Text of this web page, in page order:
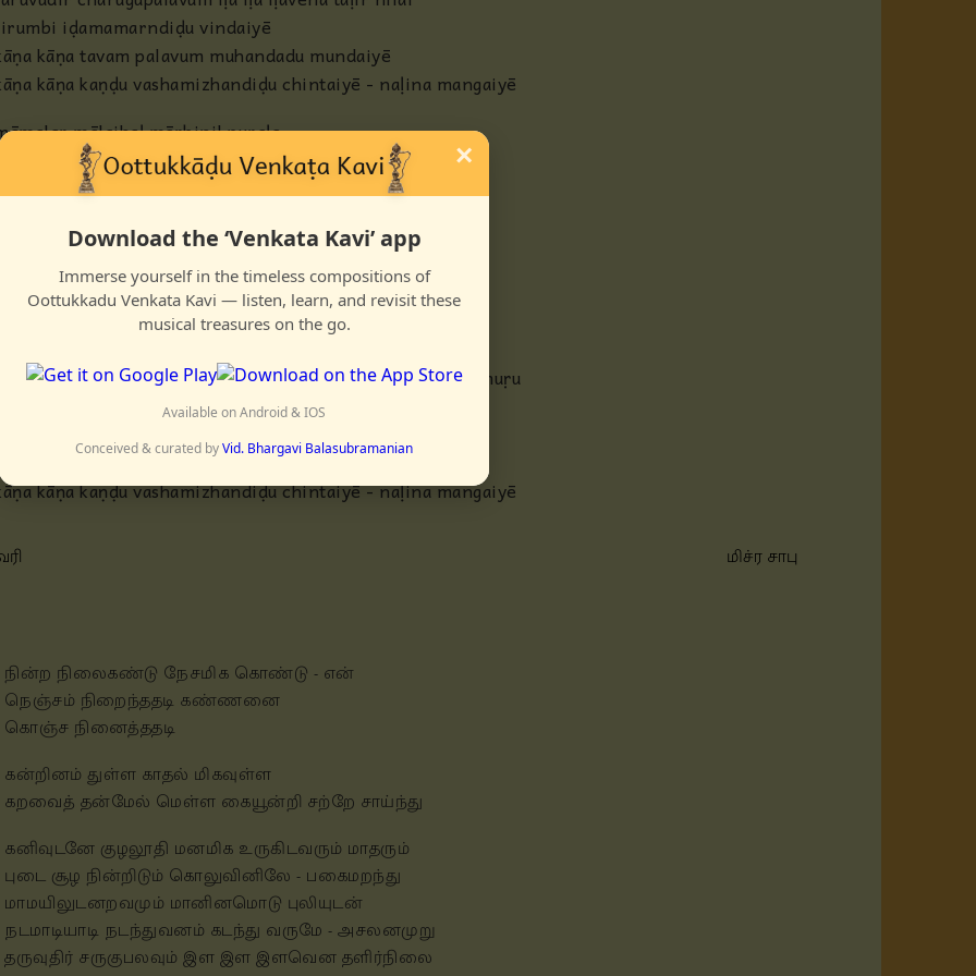
iḍamamarndiḍu vindaiyē
kāṇa tavam palavum muhandadu mundaiyē
kāṇa kaṇḍu vashamizhandiḍu chintaiyē - naḷina mangaiyē
mālaihaḷ mārbinil puraḷa
kaḍaivizhihaḷ mayyalāi aruḷa
vraja yuvateejanam tiraḷa
vaṇḍinam urala
kuzhaloodi mahamiha uruhiḍavarum mādarum
shoozha ninṛiḍumkoluvinilē - pahaimaṛandu
naḍandu vanam kaḍandu varumē - achalanamuṛu
charugupalavum iḷa iḷa iḷavena
kāṇa tavam palavum muhandadu mundaiyē
kāṇa kaṇḍu vashamizhandiḍuchintaiyē - naḷina mangaiyē
மிச்ர சாபு
நின்ற நிலைகண்டு நேசமிக கொண்டு - என்
நெஞ்சம் நிறைந்ததடி கண்ணனை
கொஞ்ச நினைத்ததடி
கன்றினம் துள்ள காதல் மிகவுள்ள
கறவைத் தன்மேல் மெள்ள கையூன்றி சற்றே சாய்ந்து
கனிவுடனே குழலூதி மனமிக உருகிடவரும் மாதரும்
புடை சூழ நின்றிடும் கொலுவினிலே - பகைமறந்து
மாமயிலுடனறவமும் மானினமொடு புலியுடன்
நடமாடியாடி நடந்துவனம் கடந்து வருமே - அசலனமுறு
தருவுதிர் சருகுபலவும் இள இள இளவென தளிர்நிலை
×
Download the ‘Venkata Kavi’ app
Immerse yourself in the timeless compositions of
Oottukkadu Venkata Kavi — listen, learn, and revisit these
musical treasures on the go.
Available on Android & IOS
Conceived & curated byVid. Bhargavi Balasubramanian